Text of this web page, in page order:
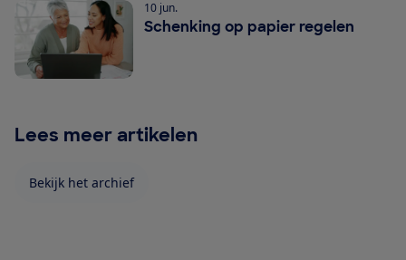
Schenking op papier regelen
10 jun.
Lees meer artikelen
Bekijk het archief